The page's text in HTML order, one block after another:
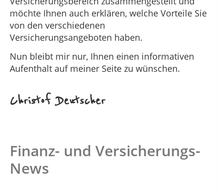
möchte Ihnen auch erklären, welche Vorteile Sie
von den verschiedenen
Versicherungsangeboten haben.
Nun bleibt mir nur, Ihnen einen informativen
Aufenthalt auf meiner Seite zu wünschen.
Christof Deutscher
Finanz- und Versicherungs-
News